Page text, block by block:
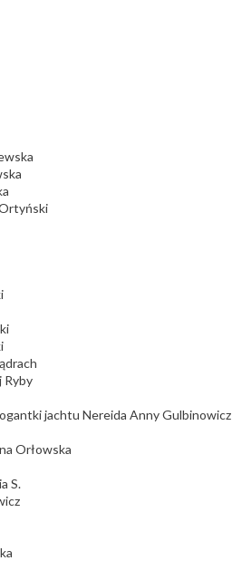
Ryby
jachtu Nereida Anny Gulbinowicz
Orłowska
S.